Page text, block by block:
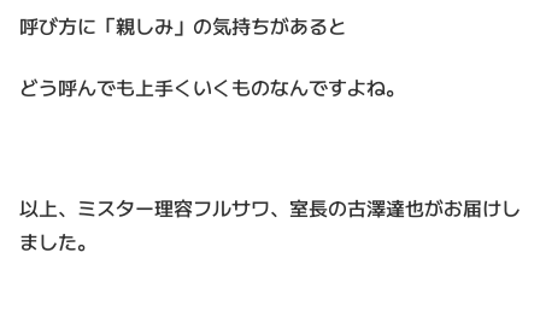
呼び方に「親しみ」の気持ちがあると
どう呼んでも上手くいくものなんですよね。
以上、ミスター理容フルサワ、室長の古澤達也がお届けし
ました。